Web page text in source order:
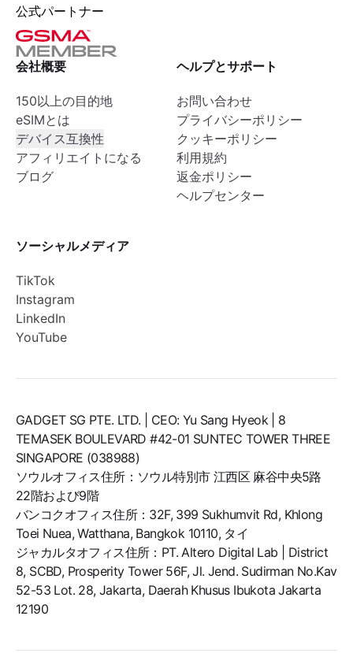
公式パートナー
会社概要
150以上の目的地
eSIMとは
デバイス互換性
アフィリエイトになる
ブログ
ヘルプとサポート
お問い合わせ
プライバシーポリシー
クッキーポリシー
利用規約
返金ポリシー
ヘルプセンター
ソーシャルメディア
TikTok
Instagram
LinkedIn
YouTube
GADGET SG PTE. LTD. | CEO: Yu Sang Hyeok | 8
TEMASEK BOULEVARD #42-01 SUNTEC TOWER THREE
SINGAPORE (038988)
ソウルオフィス住所：ソウル特別市 江西区 麻谷中央5路
22階および9階
バンコクオフィス住所：32F, 399 Sukhumvit Rd, Khlong
Toei Nuea, Watthana, Bangkok 10110, タイ
ジャカルタオフィス住所：PT. Altero Digital Lab | District
8, SCBD, Prosperity Tower 56F, Jl. Jend. Sudirman No.Kav
52-53 Lot. 28, Jakarta, Daerah Khusus Ibukota Jakarta
12190